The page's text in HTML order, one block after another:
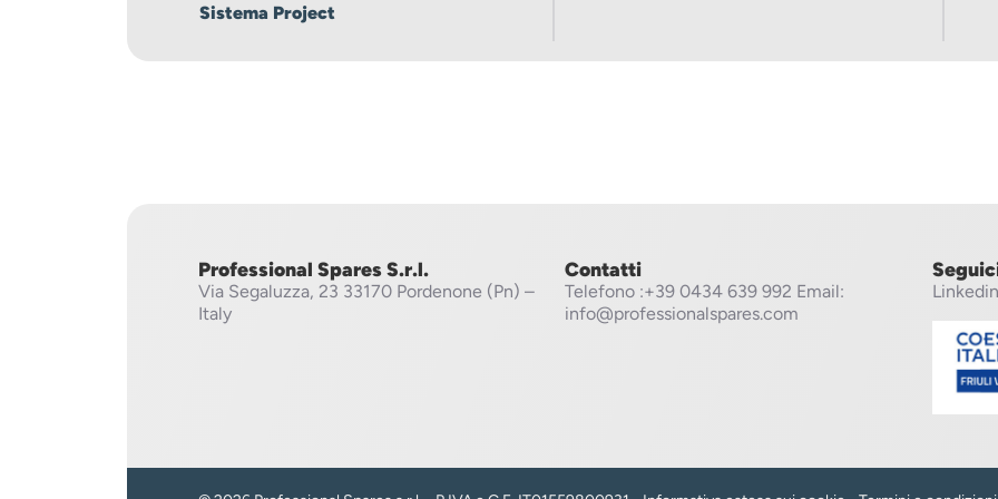
Sistema Project
Professional Spares S.r.l.
Via Segaluzza, 23 33170 Pordenone (Pn) –
Italy
Contatti
Telefono :+39 0434 639 992 Email:
info@professionalspares.com
Linkedin